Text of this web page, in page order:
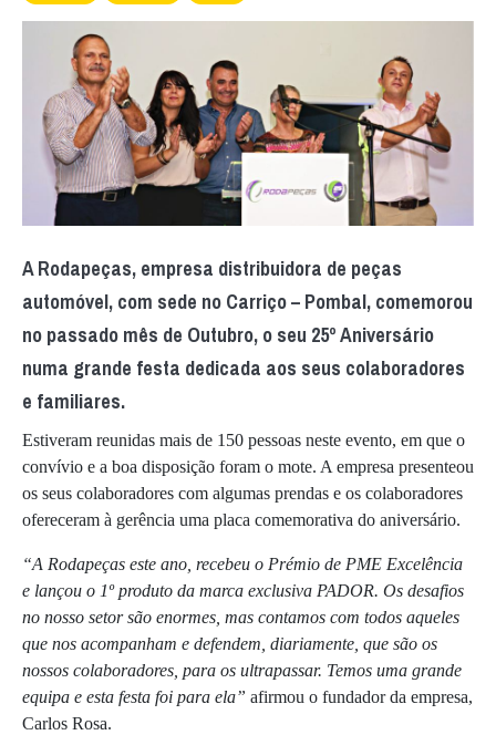
A Rodapeças, empresa distribuidora de peças
automóvel, com sede no Carriço – Pombal, comemorou
no passado mês de Outubro, o seu 25º Aniversário
numa grande festa dedicada aos seus colaboradores
e familiares.
Estiveram reunidas mais de 150 pessoas neste evento, em que o
convívio e a boa disposição foram o mote. A empresa presenteou
os seus colaboradores com algumas prendas e os colaboradores
ofereceram à gerência uma placa comemorativa do aniversário.
“A Rodapeças este ano, recebeu o Prémio de PME Excelência
e lançou o 1º produto da marca exclusiva PADOR. Os desafios
no nosso setor são enormes, mas contamos com todos aqueles
que nos acompanham e defendem, diariamente, que são os
nossos colaboradores, para os ultrapassar. Temos uma grande
equipa e esta festa foi para ela” afirmou o fundador da empresa,
Carlos Rosa.